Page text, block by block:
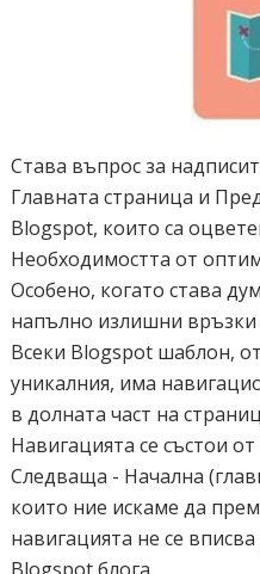
Става въпрос за
Главната страница и
Blogspot, които са
Необходимостта от
Особено, когато става
напълно излишни връзки
Всеки Blogspot шаблон,
уникалния, има
в долната част на
Навигацията се състои
Следваща - Начална
които ние искаме да
навигацията не се